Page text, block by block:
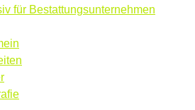
für Bestattungsunternehmen